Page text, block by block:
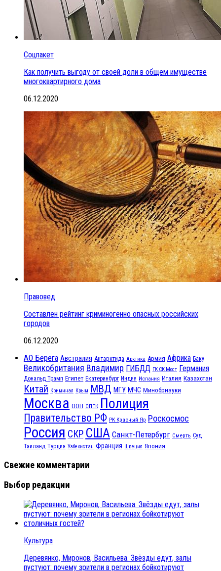
Соцпакет
Как получить выгоду от своей доли в общем имуществе
многоквартирного дома
06.12.2020
Правовед
Составлен рейтинг криминогенно опасных российских
городов
06.12.2020
АО Берега Австралия Антарктида Арктика Армия Африка Баку
Великобритания Владимир ГИБДД ГК СК Мост Германия
Дональд Трамп Египет Екатеринбург Индия Испания Италия Казахстан
Китай Криминал Крым МВД МГУ МЧС Минобрнауки
Москва ООН ОПЕК Полиция
Правительство РФ РК Красный Яр Роскосмос
Россия СКР США Санкт-Петербург Смерть Суд
Таиланд Турция Узбекистан Франция Швеция Япония
Свежие комментарии
Выбор редакции
Культура
Деревянко, Миронов, Васильева. Звёзды едут, залы
пустуют: почему зрители в регионах бойкотируют